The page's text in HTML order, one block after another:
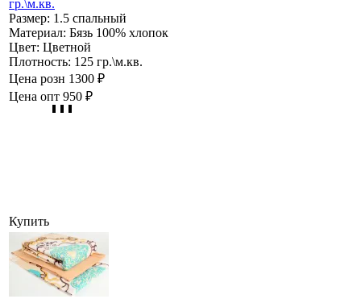
гр.\м.кв.
Размер: 1.5 спальный
Материал: Бязь 100% хлопок
Цвет: Цветной
Плотность: 125 гр.\м.кв.
Цена розн 1300 ₽
Цена опт 950 ₽
Купить